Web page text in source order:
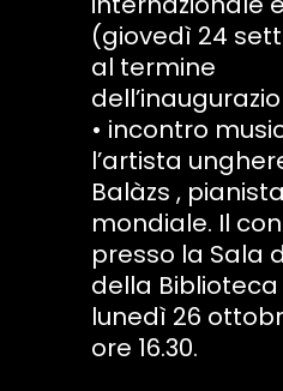
(giovedì 24
al termine
• incontro
l’artista
Balàzs ,
mondiale. Il
presso la Sala
della Biblioteca
lunedì 26
ore 16.30.